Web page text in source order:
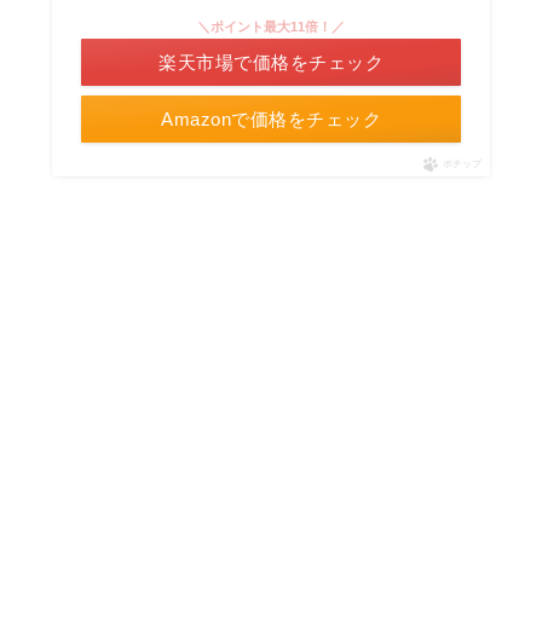
Amazonで価格をチェック
＼ポイント最大11倍！／
楽天市場で価格をチェック
ポチップ